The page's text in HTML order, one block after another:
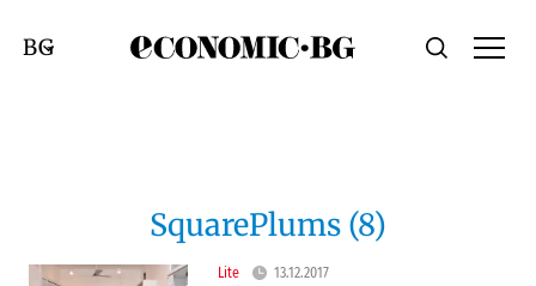
Economic.bgТърсене
Смяна на език
SquarePlums (8)
Lite 13.12.2017